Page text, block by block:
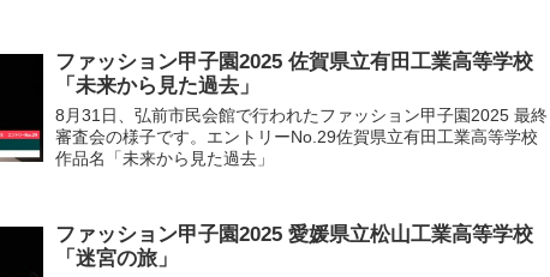
ファッション甲子園2025 佐賀県立有田工業高等学校
「未来から見た過去」
8月31日、弘前市民会館で行われたファッション甲子園2025 最終
審査会の様子です。エントリーNo.29佐賀県立有田工業高等学校
作品名「未来から見た過去」
ファッション甲子園2025 愛媛県立松山工業高等学校
「迷宮の旅」